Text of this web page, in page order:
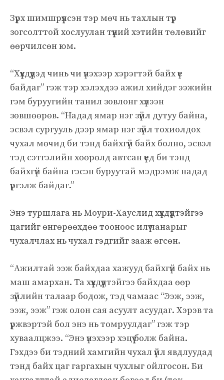
Зүрх шимшрүүлсэн тэр мөч нь тахлын түр
зогсолттой хослуулан түүний хэтийн төлөвийг
өөрчилсөн юм.
“Хүүхдүүдэд чинь чи үнэхээр хэрэгтэй байх үе
байдаг” гэж тэр хэлэхдээ ажил хийдэг ээжийн
гэм буруугийн танил зовлонг хүлээн
зөвшөөрөв. “Надад ямар нэг зүйл дутуу байна,
эсвэл сургууль дээр ямар нэг зүйл тохиолдох
чухал мөчид би тэнд байхгүй байх болно, эсвэл
тэд сэтгэлийн хөөрөлд автсан үед би тэнд
байхгүй байна гэсэн буруутай мэдрэмж надад
үргэлж байдаг.”
Энэ туршлага нь Моури-Хауслид хүүхдүүдтэйгээ
цагийг өнгөрөөхдөө тооноос илүү чанарыг
чухалчлах нь чухал гэдгийг зааж өгсөн.
“Ажилтай ээж байхдаа хажууд байхгүй байх нь
маш амархан. Та хүүхдүүдтэйгээ байхдаа өөр
зүйлийн талаар бодож, тэд чамаас “Ээж, ээж,
ээж, ээж” гэж олон сая асуулт асуудаг. Хэрэв та
үржвэртэй бол энэ нь томруулдаг” гэж тэр
хуваалцжээ. “Энэ үнэхээр хэцүү болж байна.
Гэхдээ би тэдний хамгийн чухал үйл явдлуудад
тэнд байх цаг гаргахын чухлыг ойлгосон. Би